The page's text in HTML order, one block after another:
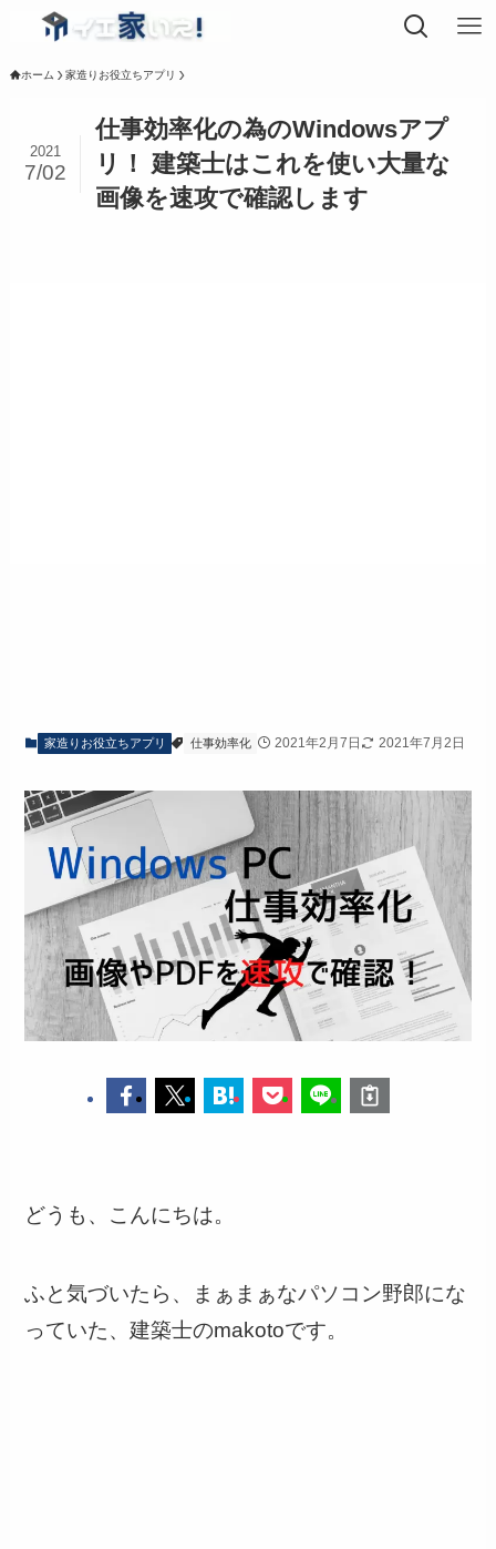
ホーム 家造りお役立ちアプリ
仕事効率化の為のWindowsアプ
リ！ 建築士はこれを使い大量な
画像を速攻で確認します
2021
7/02
家造りお役立ちアプリ 仕事効率化 2021年2月7日 2021年7月2日
どうも、こんにちは。
ふと気づいたら、まぁまぁなパソコン野郎にな
っていた、建築士のmakotoです。